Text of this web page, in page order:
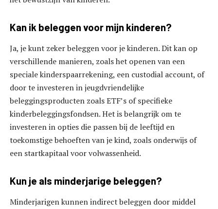
Kan ik beleggen voor mijn kinderen?
Ja, je kunt zeker beleggen voor je kinderen. Dit kan op
verschillende manieren, zoals het openen van een
speciale kinderspaarrekening, een custodial account, of
door te investeren in jeugdvriendelijke
beleggingsproducten zoals ETF’s of specifieke
kinderbeleggingsfondsen. Het is belangrijk om te
investeren in opties die passen bij de leeftijd en
toekomstige behoeften van je kind, zoals onderwijs of
een startkapitaal voor volwassenheid.
Kun je als minderjarige beleggen?
Minderjarigen kunnen indirect beleggen door middel